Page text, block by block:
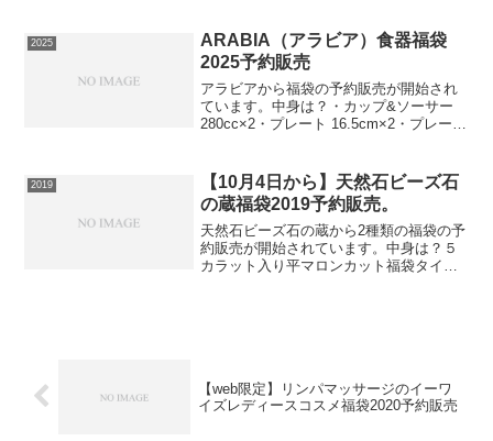
る必ず手に入れたい人は早めの在庫確認
をお願いします。楽天...
2025
ARABIA（アラビア）食器福袋
2025予約販売
アラビアから福袋の予約販売が開始され
ています。中身は？・カップ&ソーサー
280cc×2・プレート 16.5cm×2・プレート
レート 25cm×...
2019
【10月4日から】天然石ビーズ石
の蔵福袋2019予約販売。
天然石ビーズ石の蔵から2種類の福袋の予
約販売が開始されています。中身は？５
カラット入り平マロンカット福袋タイム
【web限定】リンパマッサージのイーワ
イズレディースコスメ福袋2020予約販売